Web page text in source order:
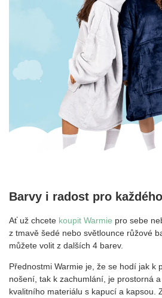
Barvy i radost pro každého
Ať už chcete koupit Warmie pro sebe
z tmavě šedé nebo světlounce růžové
můžete volit z dalších 4 barev.
Přednostmi Warmie je, že se hodí jak k
nošení, tak k zachumlání, je prostorná
kvalitního materiálu s kapucí a kapsou.